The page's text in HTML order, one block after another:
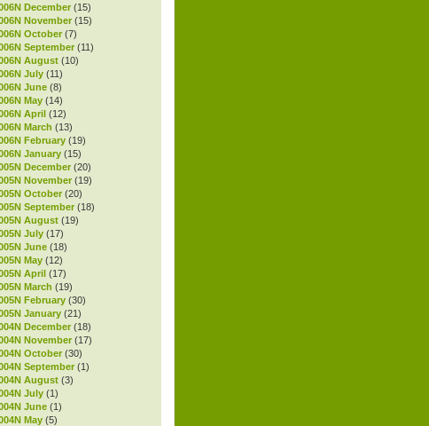
December (15)
November (15)
October (7)
September (11)
August (10)
July (11)
June (8)
May (14)
April (12)
March (13)
February (19)
January (15)
December (20)
November (19)
October (20)
September (18)
August (19)
July (17)
June (18)
May (12)
April (17)
March (19)
February (30)
January (21)
December (18)
November (17)
October (30)
September (1)
August (3)
July (1)
June (1)
May (5)